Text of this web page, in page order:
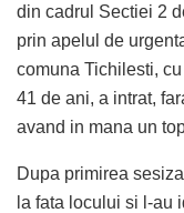
din cadrul Sectiei 2
prin apelul de
comuna Tichilesti,
41 de ani, a intrat,
avand in mana un
Dupa primirea
la fata locului si l-au